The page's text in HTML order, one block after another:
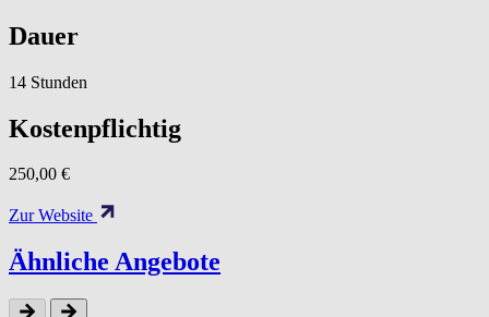
Dauer
14 Stunden
Kostenpflichtig
250,00 €
Zur Website
Ähnliche Angebote